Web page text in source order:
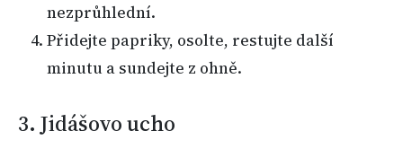
nezprůhlední.
Přidejte papriky, osolte, restujte další
minutu a sundejte z ohně.
3. Jidášovo ucho